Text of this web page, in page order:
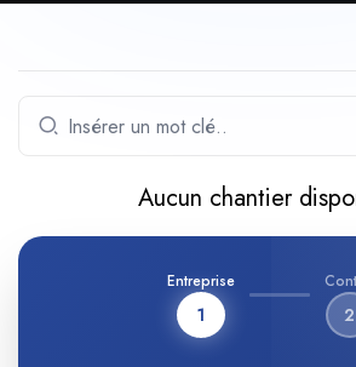
Aucun chantier
Entreprise
1 2